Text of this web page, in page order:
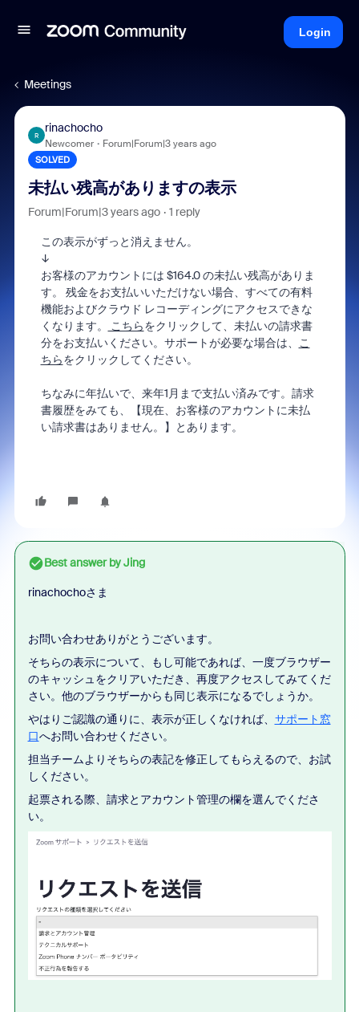
Login
Meetings
R
rinachocho
Newcomer Forum|Forum|3 years ago
SOLVED
未払い残高がありますの表示
Forum|Forum|3 years ago 1 reply
この表示がずっと消えません。
↓
お客様のアカウントには $164.0 の未払い残高がありま
す。 残金をお支払いいただけない場合、すべての有料
機能およびクラウド レコーディングにアクセスできな
くなります。
こちらをクリックして、未払いの請求書
分をお支払いください。サポートが必要な場合は、 こ
ちらをクリックしてください。
ちなみに年払いで、来年1月まで支払い済みです。請求
書履歴をみても、【現在、お客様のアカウントに未払
い請求書はありません。】とあります。
Best answer byJing
rinachochoさま
お問い合わせありがとうございます。
そちらの表示について、もし可能であれば、一度ブラウザー
のキャッシュをクリアいただき、再度アクセスしてみてくだ
さい。他のブラウザーからも同じ表示になるでしょうか。
やはりご認識の通りに、表示が正しくなければ、 サポート窓
口へお問い合わせください。
担当チームよりそちらの表記を修正してもらえるので、お試
しください。
起票される際、請求とアカウント管理の欄を選んでくださ
い。